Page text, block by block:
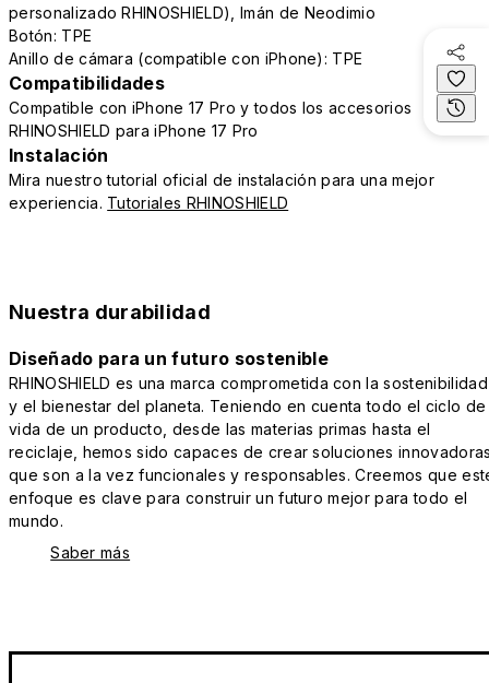
personalizado RHINOSHIELD), Imán de Neodimio
Botón: TPE
Anillo de cámara (compatible con iPhone): TPE
Compatibilidades
Compatible con iPhone 17 Pro y todos los accesorios
RHINOSHIELD para iPhone 17 Pro
Instalación
Mira nuestro tutorial oficial de instalación para una mejor
experiencia. Tutoriales RHINOSHIELD
Nuestra durabilidad
Diseñado para un futuro sostenible
RHINOSHIELD es una marca comprometida con la sostenibilidad
y el bienestar del planeta. Teniendo en cuenta todo el ciclo de
vida de un producto, desde las materias primas hasta el
reciclaje, hemos sido capaces de crear soluciones
que son a la vez funcionales y responsables. Creemos que
enfoque es clave para construir un futuro mejor para todo el
mundo.
Saber más